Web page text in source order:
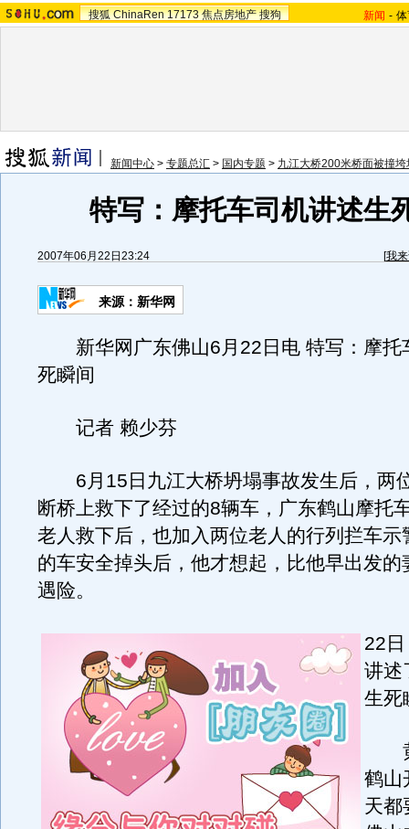
搜狐 ChinaRen 17173 焦点房地产 搜狗 新闻 -
新闻中心 > 专题总汇 > 国内专题 > 九江大桥200米桥面被撞垮
特写：摩托车司机讲述生
2007年06月22日23:24 [我
来源：新华网
新华网广东佛山6月22日电 特写：摩托
死瞬间
记者 赖少芬
6月15日九江大桥坍塌事故发生后，两
断桥上救下了经过的8辆车，广东鹤山摩托
老人救下后，也加入两位老人的行列拦车示
的车安全掉头后，他才想起，比他早出发的
遇险。
22
讲述
生死
黄
鹤山
天都